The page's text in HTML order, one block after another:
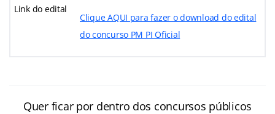
Link do edital
Clique AQUI para fazer o download do edital
do concurso PM PI Oficial
Quer ficar por dentro dos concursos públicos